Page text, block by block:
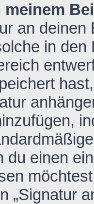
meinem
an
in den
du einen
„Signatur